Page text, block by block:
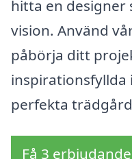
hitta en designer
vision. Använd
påbörja ditt
inspirationsfyllda
perfekta
Få 3